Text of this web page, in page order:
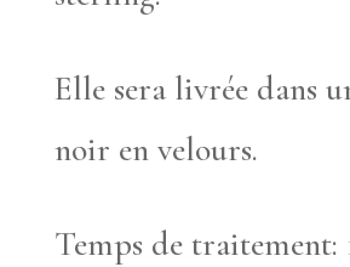
Elle sera livrée dans
noir en velours.
Temps de traitement: